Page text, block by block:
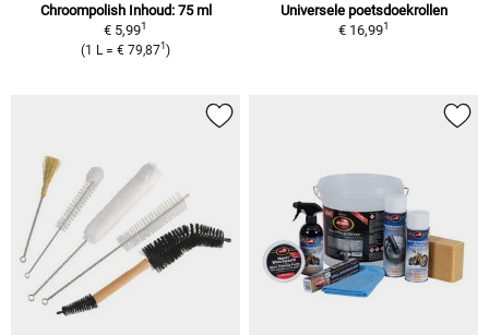
Chroompolish Inhoud: 75 ml
€ 5,991
(1 L = € 79,871 )
Universele poetsdoekrollen
€ 16,991